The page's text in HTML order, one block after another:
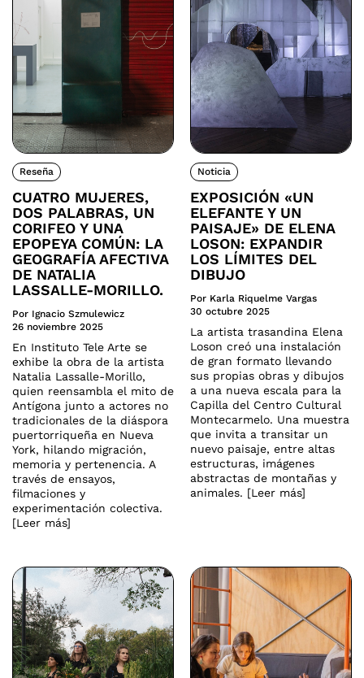
Reseña
CUATRO MUJERES,
DOS PALABRAS, UN
CORIFEO Y UNA
EPOPEYA COMÚN: LA
GEOGRAFÍA AFECTIVA
DE NATALIA
LASSALLE-MORILLO.
Por Ignacio Szmulewicz
26 noviembre 2025
En Instituto Tele Arte se
exhibe la obra de la artista
Natalia Lassalle-Morillo,
quien reensambla el mito de
Antígona junto a actores no
tradicionales de la diáspora
puertorriqueña en Nueva
York, hilando migración,
memoria y pertenencia. A
través de ensayos,
filmaciones y
experimentación colectiva.
[Leer más]
Noticia
EXPOSICIÓN «UN
ELEFANTE Y UN
PAISAJE» DE ELENA
LOSON: EXPANDIR
LOS LÍMITES DEL
DIBUJO
Por Karla Riquelme Vargas
30 octubre 2025
La artista trasandina Elena
Loson creó una instalación
de gran formato llevando
sus propias obras y dibujos
a una nueva escala para la
Capilla del Centro Cultural
Montecarmelo. Una muestra
que invita a transitar un
nuevo paisaje, entre altas
estructuras, imágenes
abstractas de montañas y
animales. [Leer más]